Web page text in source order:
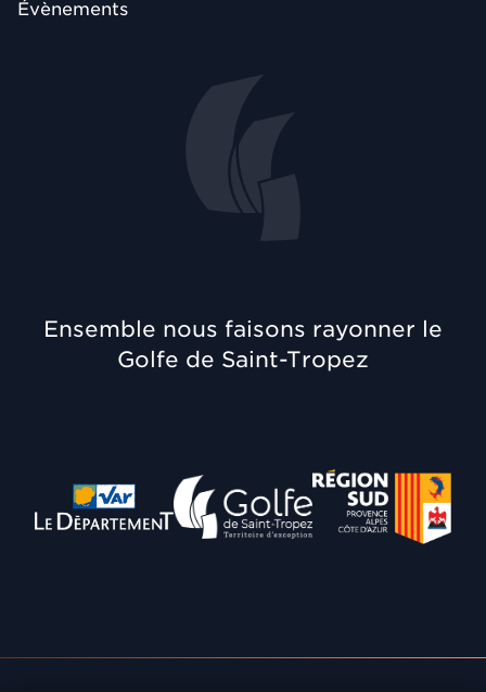
Évènements
Ensemble nous faisons rayonner le
Golfe de Saint-Tropez
Département du VarCommunauté de Communes